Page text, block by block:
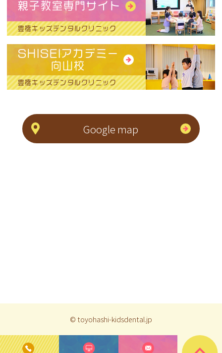
親子教室専門サイト
豊橋キッズデンタルクリニック
SHISEIアカデミー
向山校
豊橋キッズデンタルクリニック
Google map
© toyohashi-kidsdental.jp